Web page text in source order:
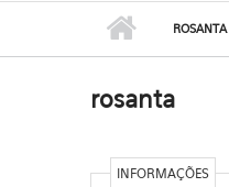
ROSANTA
rosanta
INFORMAÇÕES